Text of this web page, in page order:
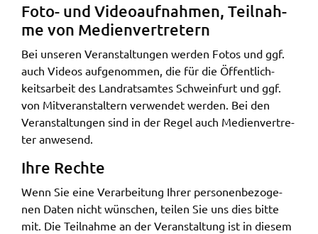
Foto- und Video­auf­nah­men, Teil­nah­
me von Medi­en­ver­tre­tern
Bei unse­ren Veran­stal­tun­gen werden Fotos und ggf.
auch Vide­os aufge­nom­men, die für die Öffent­lich­
keits­ar­beit des Land­rats­am­tes Schwein­furt und ggf.
von Mitver­an­stal­tern verwen­det werden. Bei den
Veran­stal­tun­gen sind in der Regel auch Medi­en­ver­tre­
ter anwe­send.
Ihre Rech­te
Wenn Sie eine Verar­bei­tung Ihrer perso­nen­be­zo­ge­
nen Daten nicht wünschen, teilen Sie uns dies bitte
mit. Die Teil­nah­me an der Veran­stal­tung ist in diesem